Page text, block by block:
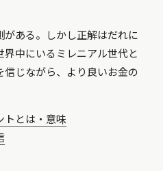
ある。しかし正解はだれに
中にいるミレニアル世代と
じながら、より良いお金の
トとは・意味